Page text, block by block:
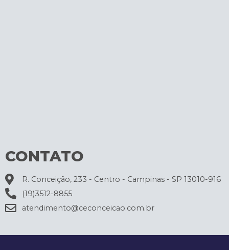
CONTATO
R. Conceição, 233 - Centro - Campinas - SP 13010-916
(19)3512-8855
atendimento@ceconceicao.com.br